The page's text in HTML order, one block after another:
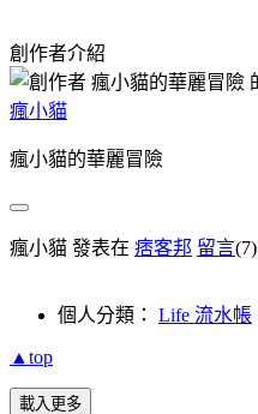
創作者介紹
瘋小貓
瘋小貓的華麗冒險
瘋小貓 發表在 痞客邦 留言(7)
個人分類： Life 流水帳
▲top
載入更多